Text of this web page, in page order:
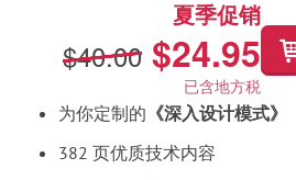
夏季促销
$40.00 $24.95
已含地方税
为你定制的 《深入设计模式》
382 页优质技术内容